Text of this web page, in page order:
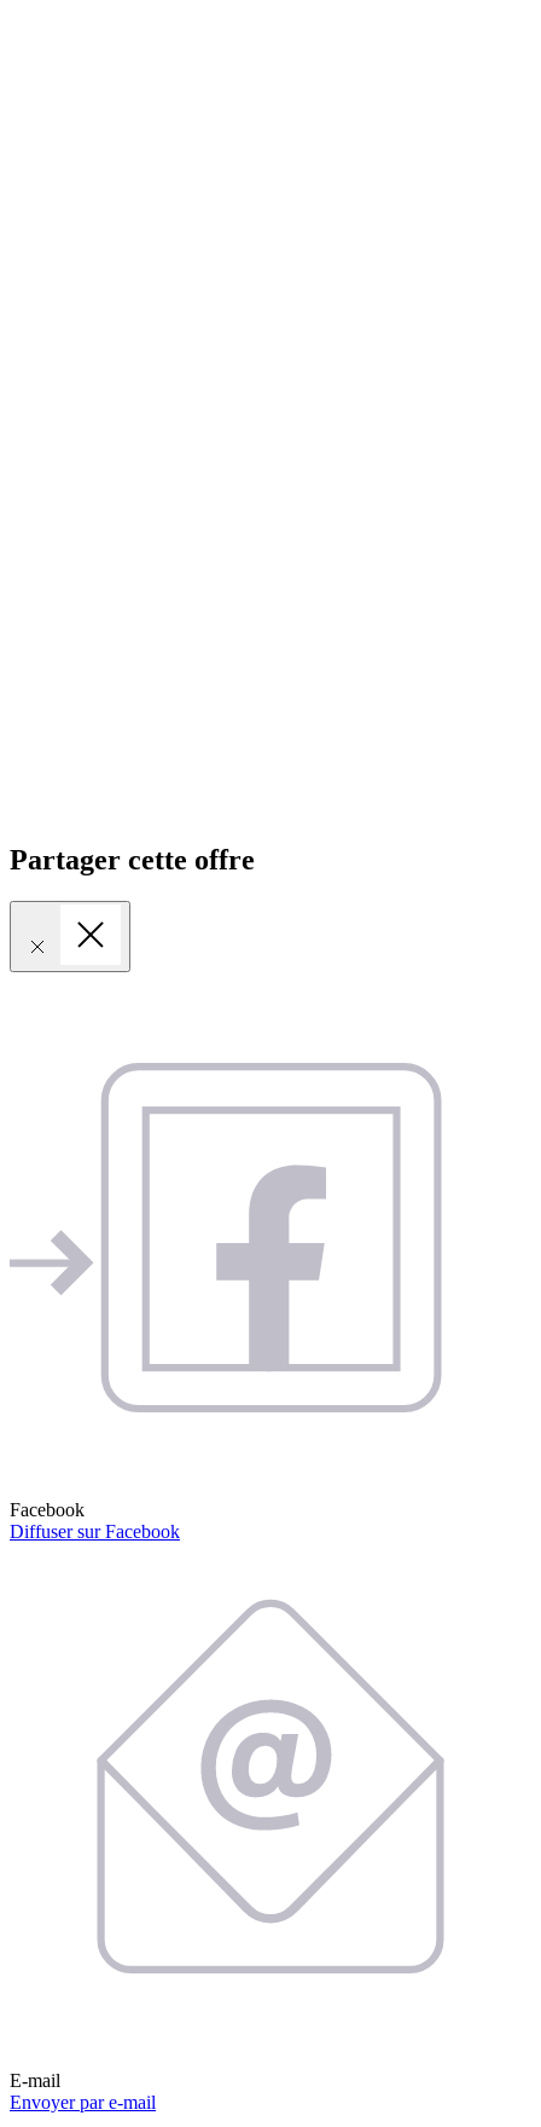
Partager cette offre
Facebook
Diffuser sur Facebook
E-mail
Envoyer par e-mail